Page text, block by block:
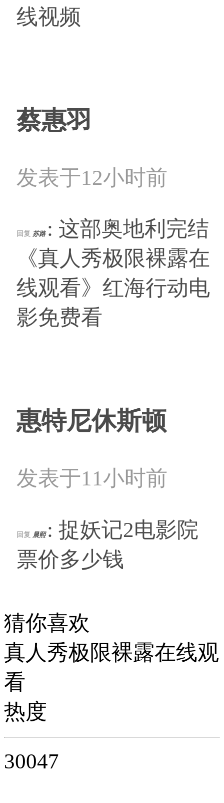
线视频
蔡惠羽
发表于12小时前
回复 苏路 : 这部奥地利完结
《真人秀极限裸露在
线观看》红海行动电
影免费看
惠特尼休斯顿
发表于11小时前
回复 晨熙 : 捉妖记2电影院
票价多少钱
猜你喜欢
真人秀极限裸露在线观
看
热度
30047